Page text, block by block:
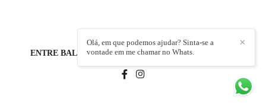
ENTRE BALÕES E PIPAS | FOTOGRAFIA/
✕
Olá, em que podemos ajudar? Sinta-se a
vontade em me chamar no Whats.